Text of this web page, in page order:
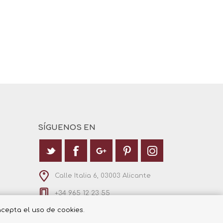
SÍGUENOS EN
Calle Italia 6, 03003 Alicante
+34 965 12 23 55
el uso de cookies.